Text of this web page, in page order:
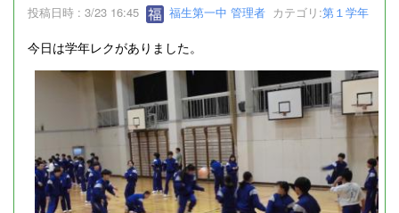
投稿日時 : 3/23 16:45 福生第一中 管理者 カテゴリ:第１学年
今日は学年レクがありました。